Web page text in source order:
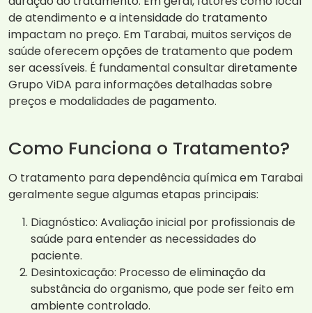
de atendimento e a intensidade do tratamento
impactam no preço. Em Tarabai, muitos serviços de
saúde oferecem opções de tratamento que podem
ser acessíveis. É fundamental consultar diretamente
Grupo ViDA para informações detalhadas sobre
preços e modalidades de pagamento.
Como Funciona o Tratamento?
O tratamento para dependência química em Tarabai
geralmente segue algumas etapas principais:
Diagnóstico: Avaliação inicial por profissionais de
saúde para entender as necessidades do
paciente.
Desintoxicação: Processo de eliminação da
substância do organismo, que pode ser feito em
ambiente controlado.